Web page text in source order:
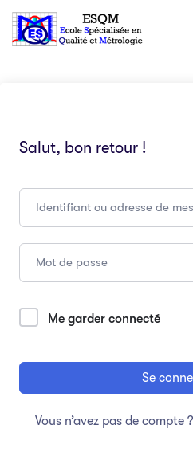
Salut, bon retour !
Me garder connecté
Se
Vous n’avez pas de compte ?